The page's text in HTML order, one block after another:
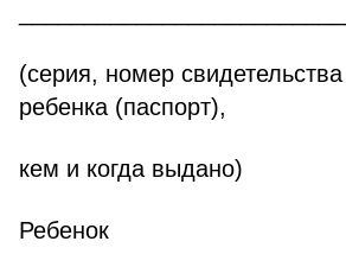
(серия, номер
ребенка (паспорт),
кем и когда выдано)
Ребенок